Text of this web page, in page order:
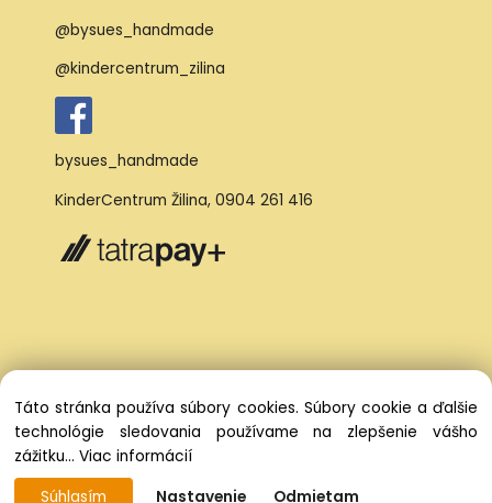
@bysues_handmade
@kindercentrum_zilina
bysues_handmade
KinderCentrum Žilina, 0904 261 416
Táto stránka používa súbory cookies. Súbory cookie a ďalšie
technológie sledovania používame na zlepšenie vášho
zážitku... Viac informácií
Súhlasím
Nastavenie Odmietam